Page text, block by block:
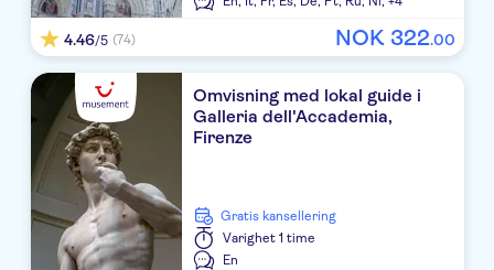
RADISSON
COMFORT INN
Florida Rooms - Comfort Hotel
Hotel Everest Roma
Hotel Pichierri
4.46/5 (74) NOK 322.00
Omvisning med lokal guide i
Galleria dell'Accademia,
Firenze
Gratis kansellering
Varighet 1 time
En